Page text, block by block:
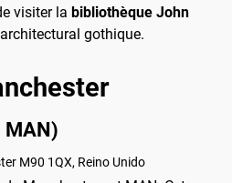
visiter la bibliothèque John
gothique.
MAN)
M90 1QX, Reino Unido